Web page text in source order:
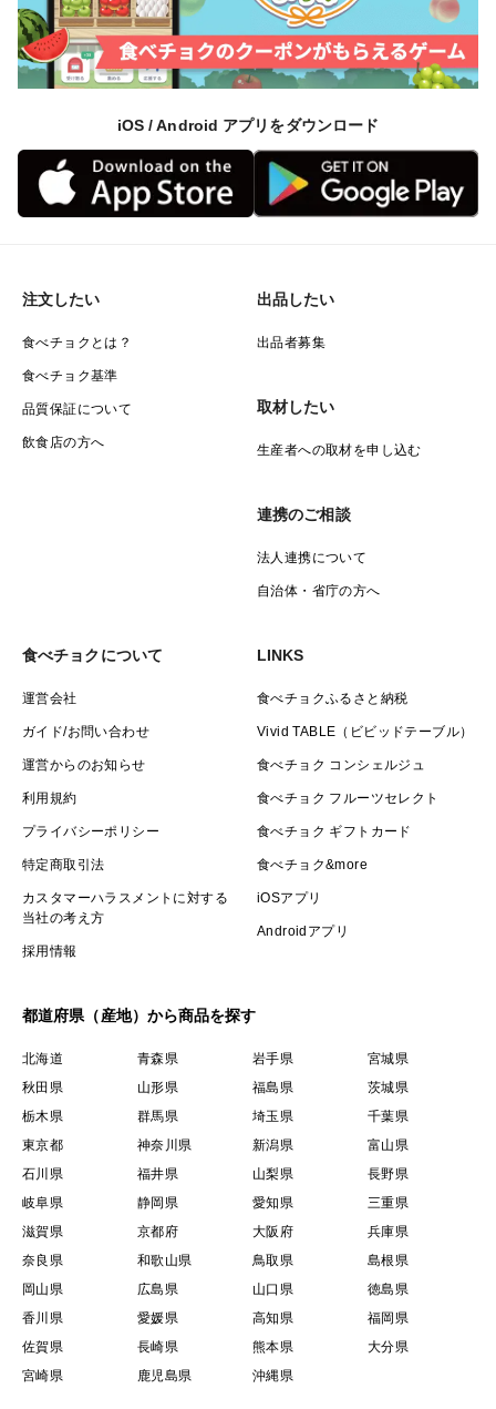
iOS / Android アプリをダウンロード
注文したい
食べチョクとは？
食べチョク基準
品質保証について
飲食店の方へ
出品したい
出品者募集
取材したい
生産者への取材を申し込む
連携のご相談
法人連携について
自治体・省庁の方へ
食べチョクについて
運営会社
ガイド/お問い合わせ
運営からのお知らせ
利用規約
プライバシーポリシー
特定商取引法
カスタマーハラスメントに対する
当社の考え方
採用情報
LINKS
食べチョクふるさと納税
Vivid TABLE（ビビッドテーブル）
食べチョク コンシェルジュ
食べチョク フルーツセレクト
食べチョク ギフトカード
食べチョク&more
iOSアプリ
Androidアプリ
都道府県（産地）から商品を探す
北海道 青森県 岩手県
宮城県
秋田県
山形県 福島県
茨城県
栃木県
群馬県 埼玉県
千葉県
東京都
神奈川県 新潟県
富山県
石川県
福井県 山梨県
長野県
岐阜県
静岡県 愛知県
三重県
滋賀県
京都府 大阪府
兵庫県
奈良県
和歌山県 鳥取県
島根県
岡山県
広島県 山口県
徳島県
香川県
愛媛県 高知県
福岡県
佐賀県
長崎県 熊本県
大分県
宮崎県
鹿児島県 沖縄県